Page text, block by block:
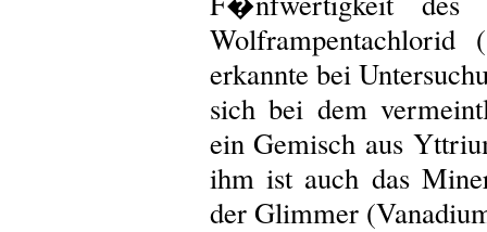
Wolframpentachlorid
erkannte bei
sich bei dem
ein Gemisch aus
ihm ist auch das
der Glimmer